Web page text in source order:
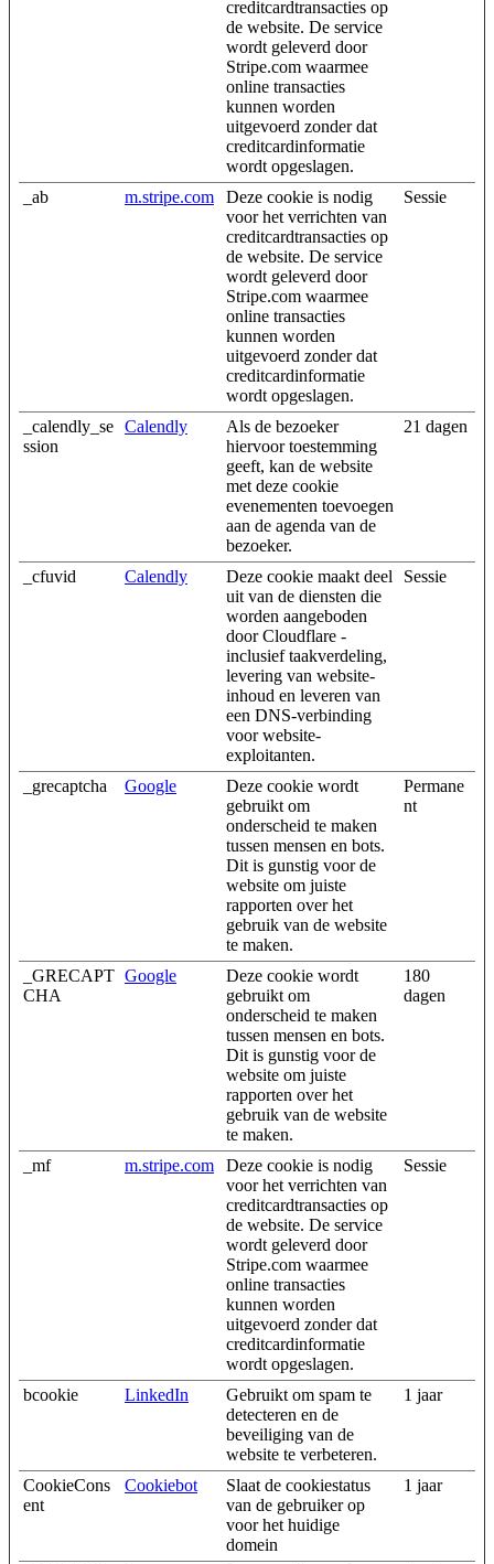
verzameld op basis van uw gebruik van hun services.
creditcardtransacties op
de website. De service
wordt geleverd door
Stripe.com waarmee
online transacties
kunnen worden
uitgevoerd zonder dat
creditcardinformatie
wordt opgeslagen.
_ab m.stripe.com
Deze cookie is nodig
voor het verrichten van
creditcardtransacties op
de website. De service
wordt geleverd door
Stripe.com waarmee
online transacties
kunnen worden
uitgevoerd zonder dat
creditcardinformatie
wordt opgeslagen.
Sessie
_calendly_se
ssion
Calendly
Als de bezoeker
hiervoor toestemming
geeft, kan de website
met deze cookie
evenementen toevoegen
aan de agenda van de
bezoeker.
21 dagen
_cfuvid Calendly
Deze cookie maakt deel
uit van de diensten die
worden aangeboden
door Cloudflare -
inclusief taakverdeling,
levering van website-
inhoud en leveren van
een DNS-verbinding
voor website-
exploitanten.
Sessie
_grecaptcha Google
Deze cookie wordt
gebruikt om
onderscheid te maken
tussen mensen en bots.
Dit is gunstig voor de
website om juiste
rapporten over het
gebruik van de website
te maken.
Permane
nt
_GRECAPT
CHA
Google
Deze cookie wordt
gebruikt om
onderscheid te maken
tussen mensen en bots.
Dit is gunstig voor de
website om juiste
rapporten over het
gebruik van de website
te maken.
180
dagen
_mf m.stripe.com
Deze cookie is nodig
voor het verrichten van
creditcardtransacties op
de website. De service
wordt geleverd door
Stripe.com waarmee
online transacties
kunnen worden
uitgevoerd zonder dat
creditcardinformatie
wordt opgeslagen.
Sessie
bcookie LinkedIn
Gebruikt om spam te
detecteren en de
beveiliging van de
website te verbeteren.
1 jaar
CookieCons
ent
Cookiebot
Slaat de cookiestatus
van de gebruiker op
voor het huidige
domein
1 jaar